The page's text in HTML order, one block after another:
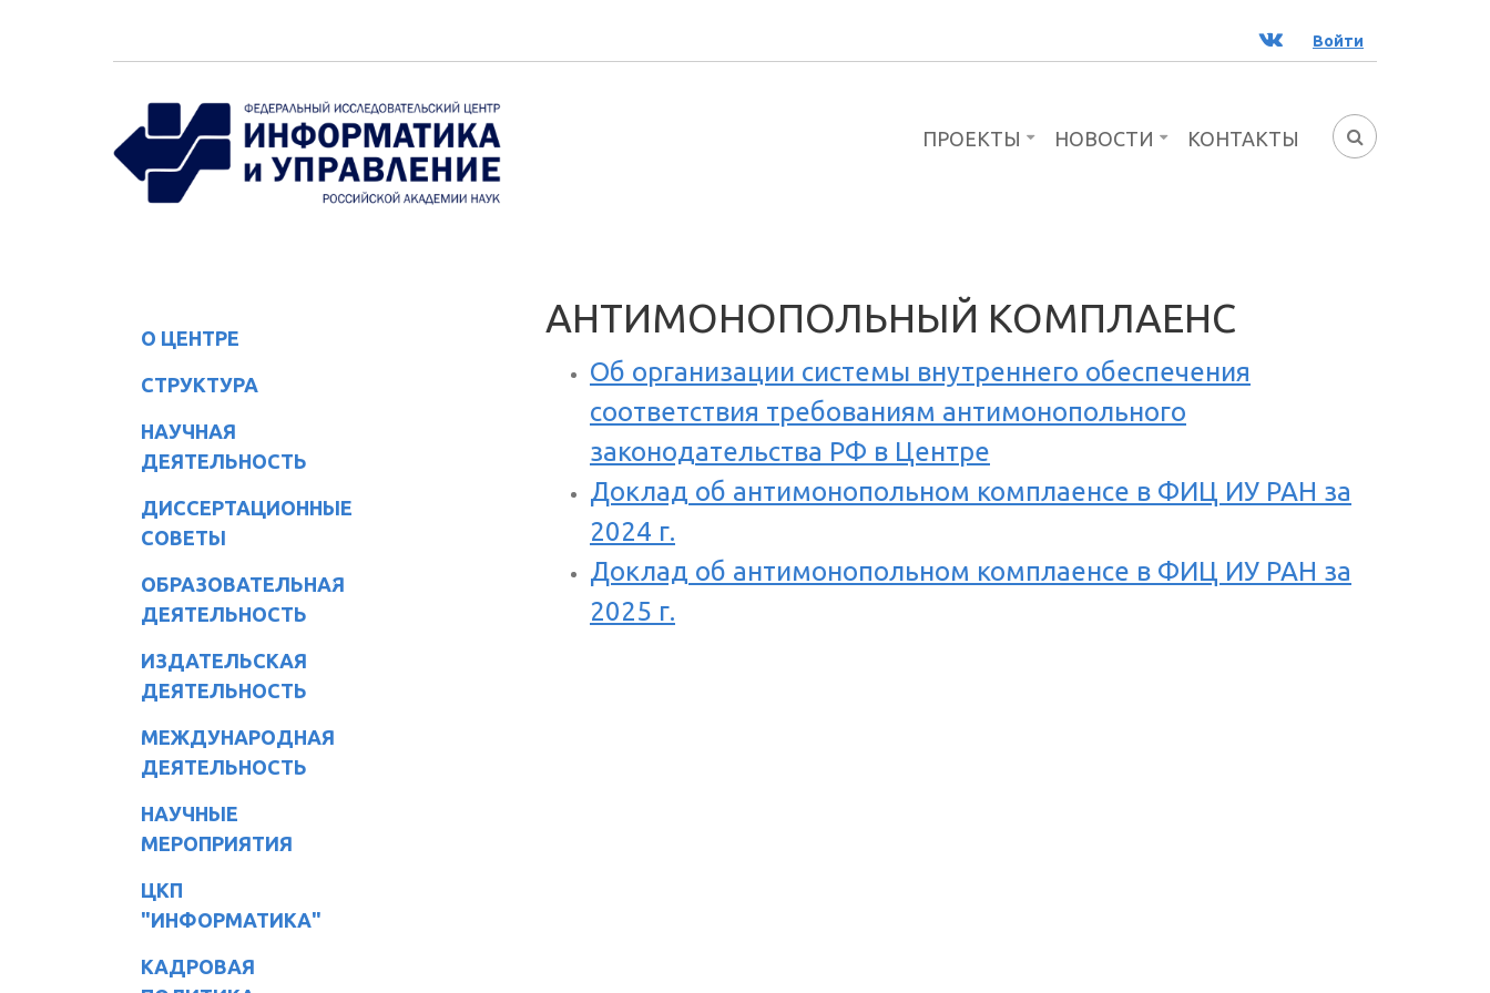
ВК Войти
ФОРМА
ПРОЕКТЫ НОВОСТИ КОНТАКТЫ
О ЦЕНТРЕ
СТРУКТУРА
НАУЧНАЯ
ДЕЯТЕЛЬНОСТЬ
ДИССЕРТАЦИОННЫЕ
СОВЕТЫ
ОБРАЗОВАТЕЛЬНАЯ
ДЕЯТЕЛЬНОСТЬ
ИЗДАТЕЛЬСКАЯ
ДЕЯТЕЛЬНОСТЬ
МЕЖДУНАРОДНАЯ
ДЕЯТЕЛЬНОСТЬ
НАУЧНЫЕ
МЕРОПРИЯТИЯ
ЦКП
"ИНФОРМАТИКА"
КАДРОВАЯ
АНТИМОНОПОЛЬНЫЙ КОМПЛАЕНС
Об организации системы внутреннего обеспечения
соответствия требованиям антимонопольного
законодательства РФ в Центре
Доклад об антимонопольном комплаенсе в ФИЦ ИУ РАН за
2024 г.
Доклад об антимонопольном комплаенсе в ФИЦ ИУ РАН за
2025 г.